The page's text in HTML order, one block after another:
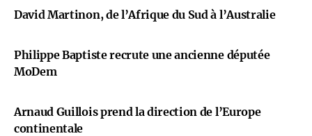
David Martinon, de l’Afrique du Sud à l’Australie
Philippe Baptiste recrute une ancienne députée
MoDem
Arnaud Guillois prend la direction de l’Europe
continentale